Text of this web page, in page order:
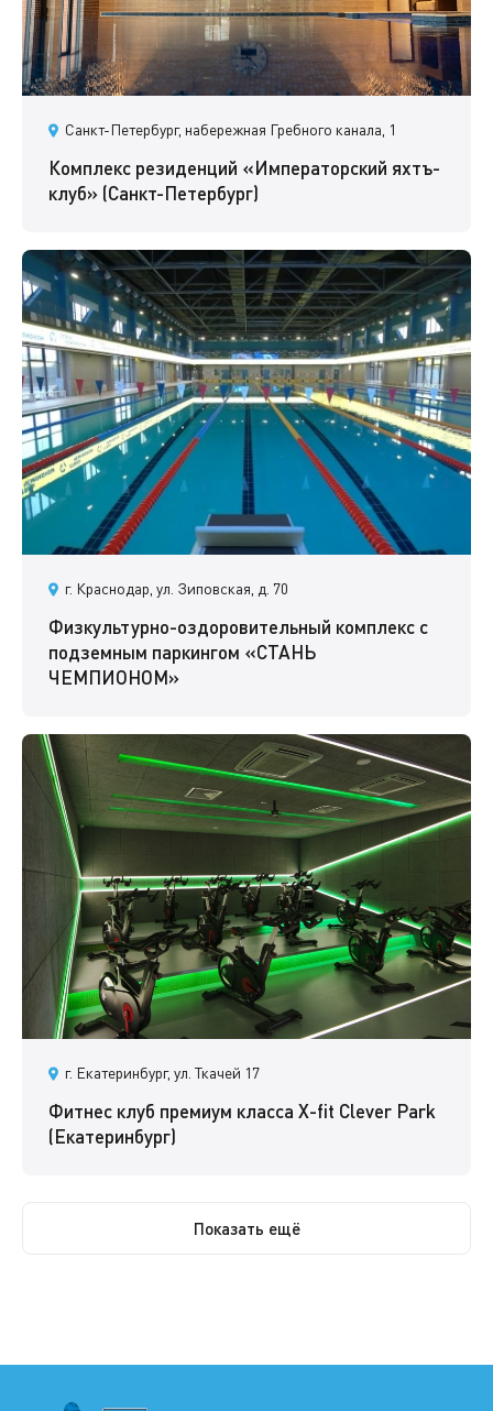
Санкт-Петербург, набережная Гребного канала, 1
Комплекс резиденций «Императорский яхтъ-
клуб» (Санкт-Петербург)
г. Краснодар, ул. Зиповская, д. 70
Физкультурно-оздоровительный комплекс с
подземным паркингом «СТАНЬ
ЧЕМПИОНОМ»
г. Екатеринбург, ул. Ткачей 17
Фитнес клуб премиум класса X-fit Clever Park
(Екатеринбург)
Показать ещё